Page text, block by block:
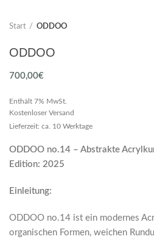
Start ODDOO
ODDOO
700,00€
Enthält 7% MwSt.
Kostenloser Versand
Lieferzeit: ca. 10 Werktage
ODDOO no.14 – Abstrakte
Edition: 2025
Einleitung:
ODDOO no.14 ist ein modernes
organischen Formen, weichen